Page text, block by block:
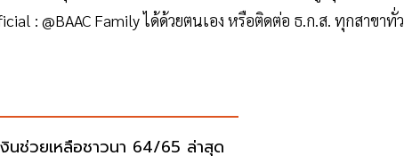
: @BAAC Family ได้ด้วยตนเอง หรือติดต่อ ธ.ก.ส. ทุกสาขาทั่ว
งินช่วยเหลือชาวนา 64/65 ล่าสุด